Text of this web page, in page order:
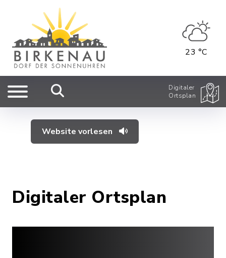
23 °C
Digitaler
Ortsplan
Website vorlesen
Digitaler Ortsplan